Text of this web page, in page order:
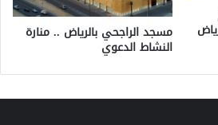
مسجد الراجحي بالرياض .. منارة
النشاط الدعوي